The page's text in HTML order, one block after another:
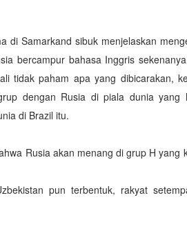
di Samarkand sibuk menjelaskan
bercampur bahasa Inggris
tidak paham apa yang dibicarakan,
dengan Rusia di piala dunia yang
di Brazil itu.
Rusia akan menang di grup H yang
pun terbentuk, rakyat